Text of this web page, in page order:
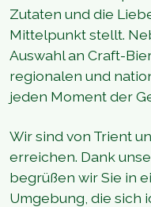
Zutaten und die
Mittelpunkt stellt.
Auswahl an Craft-
regionalen und
jeden Moment der
Wir sind von Trient
erreichen. Dank
begrüßen wir Sie in
Umgebung, die sich